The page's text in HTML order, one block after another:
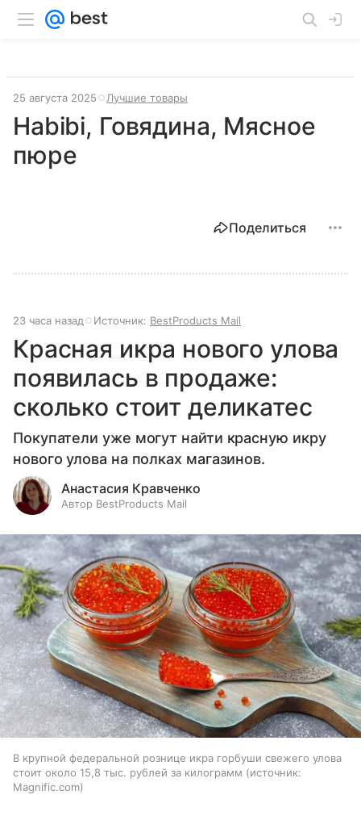
25 августа 2025 Лучшие товары
Habibi, Говядина, Мясное
пюре
Поделиться
23 часа назад Источник: BestProducts Mail
Красная икра нового улова
появилась в продаже:
сколько стоит деликатес
Покупатели уже могут найти красную икру
нового улова на полках магазинов.
Анастасия Кравченко
Автор BestProducts Mail
В крупной федеральной рознице икра горбуши свежего улова
стоит около 15,8 тыс. рублей за килограмм
источник:
Magnific.com